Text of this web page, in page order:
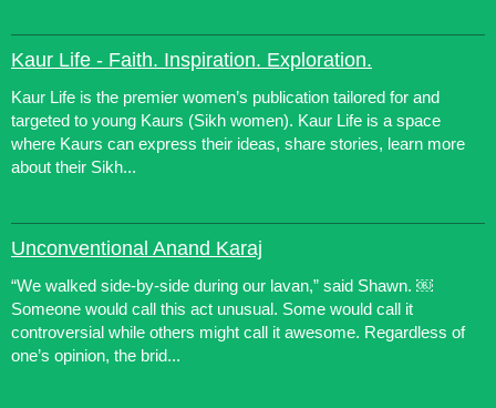
Kaur Life - Faith. Inspiration. Exploration.
Kaur Life is the premier women’s publication tailored for and
targeted to young Kaurs (Sikh women). Kaur Life is a space
where Kaurs can express their ideas, share stories, learn more
about their Sikh...
Unconventional Anand Karaj
“We walked side-by-side during our lavan,” said Shawn. ￼
Someone would call this act unusual. Some would call it
controversial while others might call it awesome. Regardless of
one’s opinion, the brid...